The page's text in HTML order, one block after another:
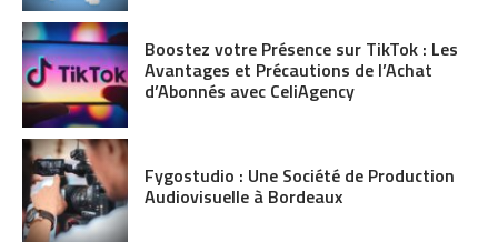
Boostez votre Présence sur TikTok : Les
Avantages et Précautions de l’Achat
d’Abonnés avec CeliAgency
Fygostudio : Une Société de Production
Audiovisuelle à Bordeaux